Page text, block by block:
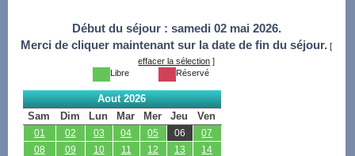
Début du séjour : samedi 02 mai 2026.
Merci de cliquer maintenant sur la date de fin du séjour. [
effacer la sélection ]
Libre
Réservé
Aout 2026
Sam
Dim Lun Mar Mer Jeu Ven
01 02 03 04 05 06
07
08
09 10 11 12 13
14